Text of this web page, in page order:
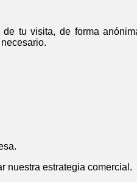
tu visita, de forma
nuestra estrategia comercial.